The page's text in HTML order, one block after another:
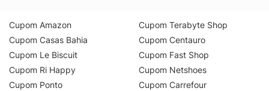
Cupom Amazon
Cupom Casas Bahia
Cupom Le Biscuit
Cupom Ri Happy
Cupom Ponto
Cupom Terabyte Shop
Cupom Centauro
Cupom Fast Shop
Cupom Netshoes
Cupom Carrefour